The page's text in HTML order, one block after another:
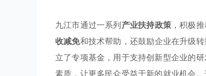
九江市通过一系列产业扶持政策，积极
收减免和技术帮助，还鼓励企业在升级
立了专项基金，用于支持创新型企业的
素质，让更多民众受益于新的就业机会